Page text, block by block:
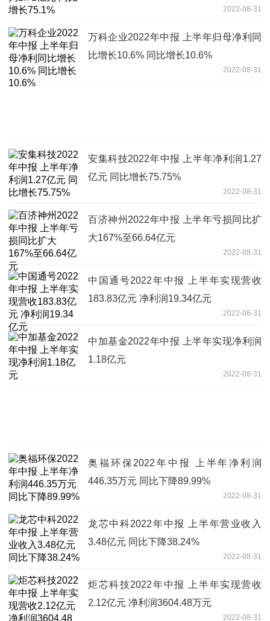
2022-08-31
万科企业2022年中报 上半年归母净利同
比增长10.6% 同比增长10.6%
2022-08-31
安集科技2022年中报 上半年净利润1.27
亿元 同比增长75.75%
2022-08-31
百济神州2022年中报 上半年亏损同比扩
大167%至66.64亿元
2022-08-31
中国通号2022年中报 上半年实现营收
183.83亿元 净利润19.34亿元
2022-08-31
中加基金2022年中报 上半年实现净利润
1.18亿元
2022-08-31
奥福环保2022年中报 上半年净利润
446.35万元 同比下降89.99%
2022-08-31
龙芯中科2022年中报 上半年营业收入
3.48亿元 同比下降38.24%
2022-08-31
炬芯科技2022年中报 上半年实现营收
2.12亿元 净利润3604.48万元
2022-08-31